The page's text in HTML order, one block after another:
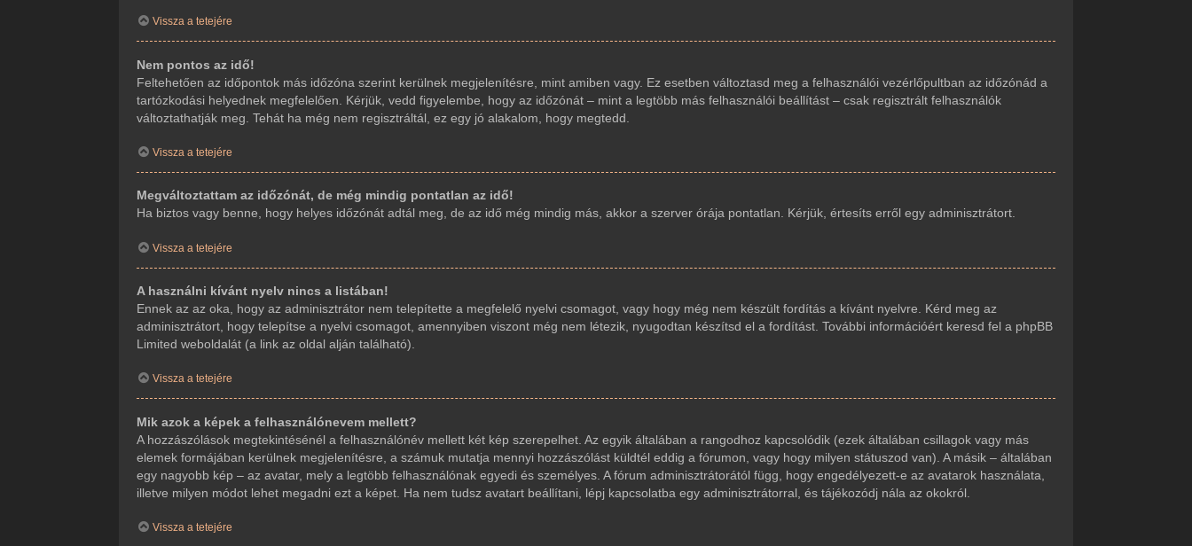
Vissza a tetejére
Nem pontos az idő!
Feltehetően az időpontok más időzóna szerint kerülnek megjelenítésre, mint amiben vagy. Ez esetben változtasd meg a felhasználói vezérlőpultban az időzónád a
tartózkodási helyednek megfelelően. Kérjük, vedd figyelembe, hogy az időzónát – mint a legtöbb más felhasználói beállítást – csak regisztrált felhasználók
változtathatják meg. Tehát ha még nem regisztráltál, ez egy jó alakalom, hogy megtedd.
Vissza a tetejére
Megváltoztattam az időzónát, de még mindig pontatlan az idő!
Ha biztos vagy benne, hogy helyes időzónát adtál meg, de az idő még mindig más, akkor a szerver órája pontatlan. Kérjük, értesíts erről egy adminisztrátort.
Vissza a tetejére
A használni kívánt nyelv nincs a listában!
Ennek az az oka, hogy az adminisztrátor nem telepítette a megfelelő nyelvi csomagot, vagy hogy még nem készült fordítás a kívánt nyelvre. Kérd meg az
adminisztrátort, hogy telepítse a nyelvi csomagot, amennyiben viszont még nem létezik, nyugodtan készítsd el a fordítást. További információért keresd fel a phpBB
Limited weboldalát (a link az oldal alján található).
Vissza a tetejére
Mik azok a képek a felhasználónevem mellett?
A hozzászólások megtekintésénél a felhasználónév mellett két kép szerepelhet. Az egyik általában a rangodhoz kapcsolódik (ezek általában csillagok vagy más
elemek formájában kerülnek megjelenítésre, a számuk mutatja mennyi hozzászólást küldtél eddig a fórumon, vagy hogy milyen státuszod van). A másik – általában
egy nagyobb kép – az avatar, mely a legtöbb felhasználónak egyedi és személyes. A fórum adminisztrátorától függ, hogy engedélyezett-e az avatarok használata,
illetve milyen módot lehet megadni ezt a képet. Ha nem tudsz avatart beállítani, lépj kapcsolatba egy adminisztrátorral, és tájékozódj nála az okokról.
Vissza a tetejére